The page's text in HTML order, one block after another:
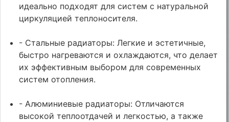
идеально подходят для систем с натуральной
циркуляцией теплоносителя.
- Стальные радиаторы: Легкие и эстетичные,
быстро нагреваются и охлаждаются, что делает
их эффективным выбором для современных
систем отопления.
- Алюминиевые радиаторы: Отличаются
высокой теплоотдачей и легкостью, а также